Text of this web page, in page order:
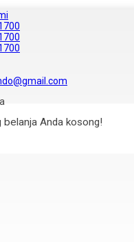
belanja Anda kosong!